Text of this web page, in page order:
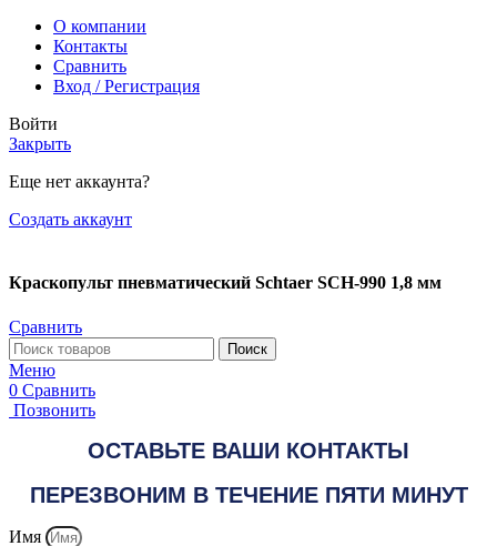
О компании
Контакты
Сравнить
Вход / Регистрация
Войти
Закрыть
Еще нет аккаунта?
Создать аккаунт
Краскопульт пневматический Schtaer SCH-990 1,8 мм
Сравнить
Поиск
Меню
0 Сравнить
Позвонить
ОСТАВЬТЕ ВАШИ КОНТАКТЫ
ПЕРЕЗВОНИМ В ТЕЧЕНИЕ ПЯТИ МИНУТ
Имя